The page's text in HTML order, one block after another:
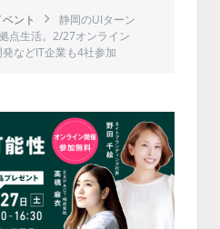
ント
静岡のUIターン
点生活。2/27オンライン
などIT企業も4社参加